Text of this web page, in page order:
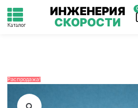
Каталог
ИНЖЕНЕРИЯ
СКОРОСТИ
Распродажа!